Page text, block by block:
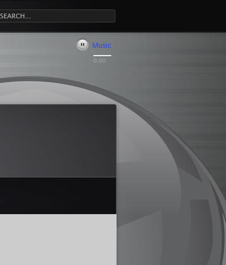
Music
0:00